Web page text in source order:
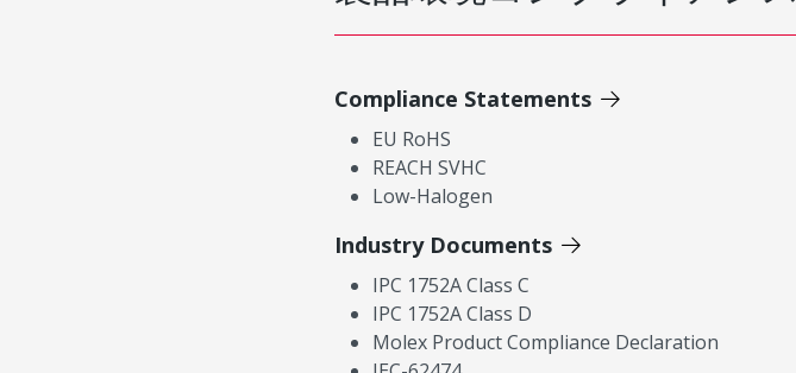
Compliance Statements
EU RoHS
REACH SVHC
Low-Halogen
Industry Documents
IPC 1752A Class C
IPC 1752A Class D
Molex Product Compliance Declaration